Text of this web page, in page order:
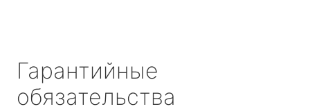
Гарантийные
обязательства